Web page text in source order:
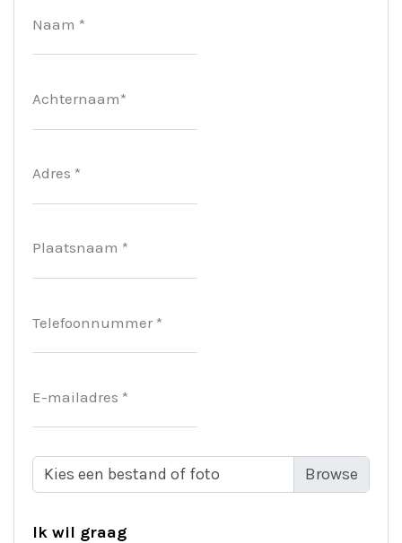
Naam *
Achternaam*
Adres *
Plaatsnaam *
Telefoonnummer *
E-mailadres *
Kies een bestand of foto
Ik wil graag